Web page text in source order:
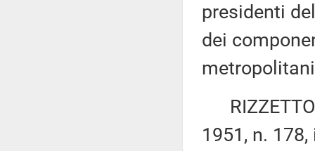
presidenti
dei
RIZZETTO
1951, n.